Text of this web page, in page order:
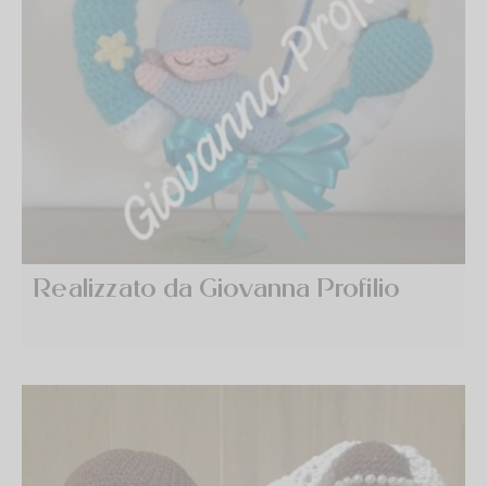
Realizzato da Giovanna Profilio